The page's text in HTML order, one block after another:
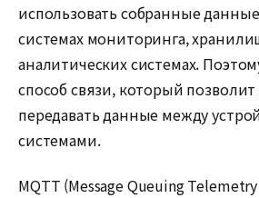
использовать собранные
системах мониторинга,
аналитических системах.
способ связи, который
передавать данные между
системами.
MQTT (Message Queuing